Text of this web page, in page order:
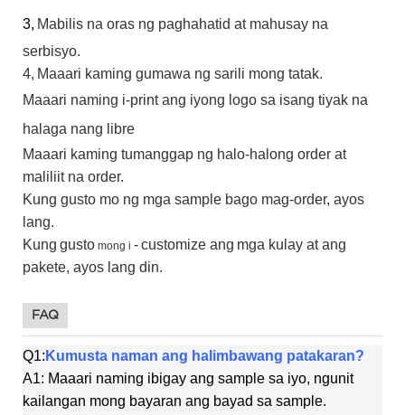
3, Mabilis na oras ng paghahatid at mahusay na
serbisyo.
4, Maaari kaming gumawa ng sarili mong tatak.
Maaari naming i-print ang iyong logo sa isang tiyak na
halaga nang libre
Maaari kaming tumanggap ng halo-halong order at
maliliit na order.
Kung gusto mo ng mga sample bago mag-order, ayos
lang.
Kung gusto mong i -customize ang mga kulay at ang
pakete, ayos lang din.
FAQ
Q1: Kumusta naman ang halimbawang patakaran?
A1: Maaari naming ibigay ang sample sa iyo, ngunit
kailangan mong bayaran ang bayad sa sample.